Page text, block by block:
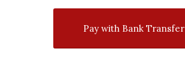
Pay with Bank Transfer